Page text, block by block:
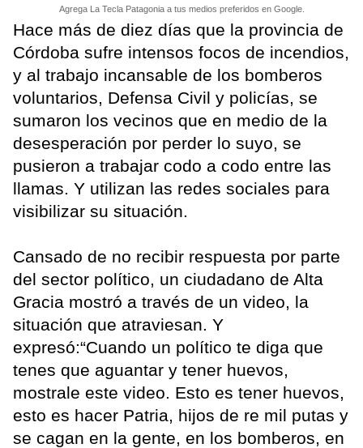
Agrega La Tecla Patagonia a tus medios preferidos en Google.
Hace más de diez días que la provincia de
Córdoba sufre intensos focos de incendios,
y al trabajo incansable de los bomberos
voluntarios, Defensa Civil y policías, se
sumaron los vecinos que en medio de la
desesperación por perder lo suyo, se
pusieron a trabajar codo a codo entre las
llamas. Y utilizan las redes sociales para
visibilizar su situación.
Cansado de no recibir respuesta por parte
del sector político, un ciudadano de Alta
Gracia mostró a través de un video, la
situación que atraviesan. Y
expresó:“Cuando un político te diga que
tenes que aguantar y tener huevos,
mostrale este video. Esto es tener huevos,
esto es hacer Patria, hijos de re mil putas y
se cagan en la gente, en los bomberos, en